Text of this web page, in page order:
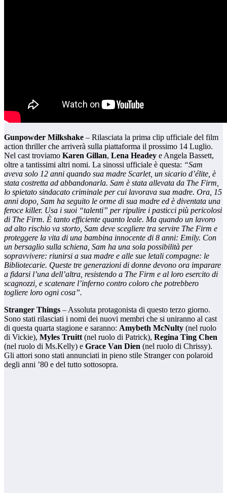
Gunpowder Milkshake – Rilasciata la prima clip ufficiale del film
action thriller che arriverà sulla piattaforma il prossimo 14 Luglio.
Nel cast troviamo Karen Gillan, Lena Headey e Angela Bassett,
oltre a tantissimi altri nomi. La sinossi ufficiale è questa: “Sam
aveva solo 12 anni quando sua madre Scarlet, un sicario d’élite, è
stata costretta ad abbandonarla. Sam è stata allevata da The Firm,
lo spietato sindacato criminale per cui lavorava sua madre. Ora, 15
anni dopo, Sam ha seguito le orme di sua madre ed è diventata una
feroce killer. Usa i suoi “talenti” per ripulire i pasticci più pericolosi
di The Firm. È tanto efficiente quanto leale. Ma quando un lavoro
ad alto rischio va storto, Sam deve scegliere tra servire The Firm e
proteggere la vita di una bambina innocente di 8 anni: Emily. Con
un bersaglio sulla schiena, Sam ha una sola possibilità per
sopravvivere: riunirsi a sua madre e alle sue letali compagne: le
Bibliotecarie. Queste tre generazioni di donne devono ora imparare
a fidarsi l’una dell’altra, resistendo a The Firm e al loro esercito di
scagnozzi, e scatenare l’inferno contro coloro che potrebbero
togliere loro ogni cosa”.
Stranger Things – Assoluta protagonista di questo terzo giorno.
Sono stati rilasciati i nomi dei nuovi membri che si uniranno al cast
di questa quarta stagione e saranno: Amybeth McNulty (nel ruolo
di Vickie), Myles Truitt (nel ruolo di Patrick), Regina Ting Chen
(nel ruolo di Ms.Kelly) e Grace Van Dien (nel ruolo di Chrissy).
Gli attori sono stati annunciati in pieno stile Stranger con polaroid
degli anni ’80 e del tutto sottosopra.